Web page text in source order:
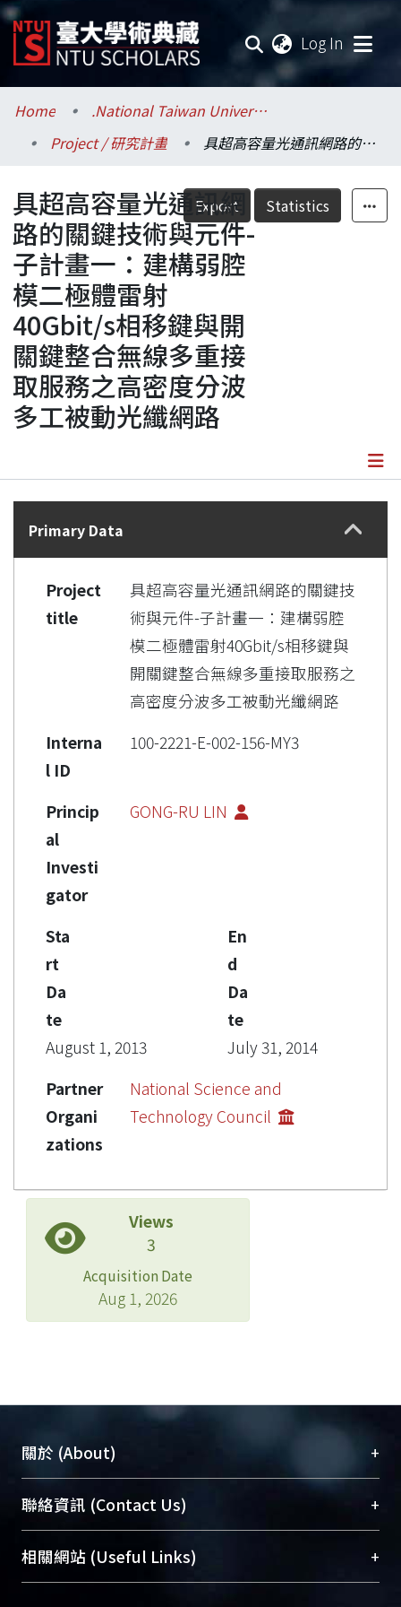
Log In
Communities & Collections
Research Outputs
Fundings & Projects
Researchers
Organizations
Statistics
Home
.National Taiwan University / 國立臺灣大學
Project / 研究計畫
具超高容量光通訊網路的關鍵技術與元件-子計畫一：建構弱腔模二極體雷射40Gbit/s相移鍵與開關鍵整合無線多重接取服務之高密度分波多工被動光纖網路
Export Statistics
具超高容量光通訊網
路的關鍵技術與元件-
子計畫一：建構弱腔
模二極體雷射
40Gbit/s相移鍵與開
關鍵整合無線多重接
取服務之高密度分波
多工被動光纖網路
Details
Primary Data
Project
title
具超高容量光通訊網路的關鍵技
術與元件-子計畫一：建構弱腔
模二極體雷射40Gbit/s相移鍵與
開關鍵整合無線多重接取服務之
高密度分波多工被動光纖網路
Interna
l ID
100-2221-E-002-156-MY3
Princip
al
Investi
gator
GONG-RU LIN
Sta
rt
Da
te
August 1, 2013
En
d
Da
te
July 31, 2014
Partner
Organi
zations
National Science and
Technology Council
Views
3
Acquisition Date
Aug 1, 2026
關於 (About) +
臺大位居世界頂尖大學之列，為永久珍藏及向國際
展現本校豐碩的研究成果及學術能量，圖書館整合
機構典藏（NTUR）與學術庫（AH）不同功能平
台，成為臺大學術典藏NTU scholars。期能整合研
聯絡資訊 (Contact Us) +
總館學科館員(Main Library)
醫學圖書館學科館員(Medical Library)
相關網站 (Useful Links) +